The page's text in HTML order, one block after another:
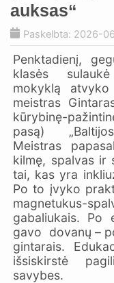
auksas“
Paskelbta: 2026-
Penktadienį,
klasės
mokyklą
meistras
kūrybinę-
pasą) „Baltijos
Meistras
kilmę, spalvas ir
tai, kas yra
Po to įvyko
magnetukus-
gabaliukais. Po
gavo dovanų –
gintarais.
išsiskirstė
savybes.